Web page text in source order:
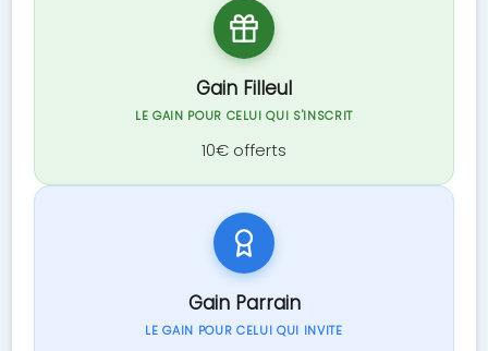
Gain Filleul
LE GAIN POUR CELUI QUI S'INSCRIT
10€ offerts
Gain Parrain
LE GAIN POUR CELUI QUI INVITE